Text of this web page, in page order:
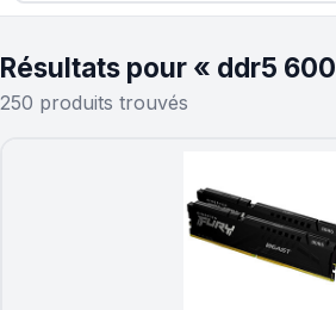
Résultats pour « ddr5
250 produits trouvés